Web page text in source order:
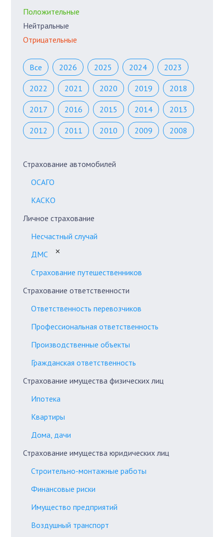
Положительные
Нейтральные
Отрицательные
Все 2026 2025 2024 2023
2022 2021 2020 2019 2018
2017 2016 2015 2014 2013
2012 2011 2010 2009 2008
Страхование автомобилей
ОСАГО
КАСКО
Личное страхование
Несчастный случай
ДМС
✕
Страхование путешественников
Страхование ответственности
Ответственность перевозчиков
Профессиональная ответственность
Производственные объекты
Гражданская ответственность
Страхование имущества физических лиц
Ипотека
Квартиры
Дома, дачи
Страхование имущества юридических лиц
Строительно-монтажные работы
Финансовые риски
Имущество предприятий
Воздушный транспорт